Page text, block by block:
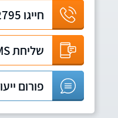
חייגו
שליחת SMS ישיר
פורום